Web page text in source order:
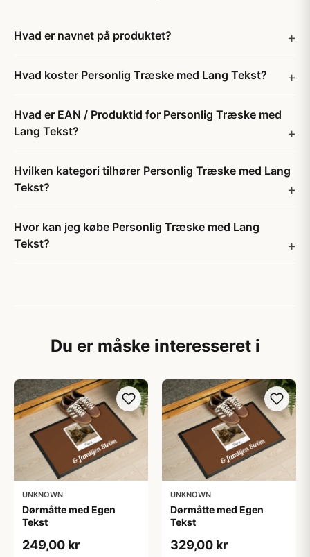
Hvad er navnet på produktet?
Hvad koster Personlig Træske med Lang Tekst?
Hvad er EAN / Produktid for Personlig Træske med
Lang Tekst?
Hvilken kategori tilhører Personlig Træske med Lang
Tekst?
Hvor kan jeg købe Personlig Træske med Lang
Tekst?
Du er måske interesseret i
UNKNOWN
Dørmåtte med Egen
Tekst
249,00 kr
UNKNOWN
Dørmåtte med Egen
Tekst
329,00 kr